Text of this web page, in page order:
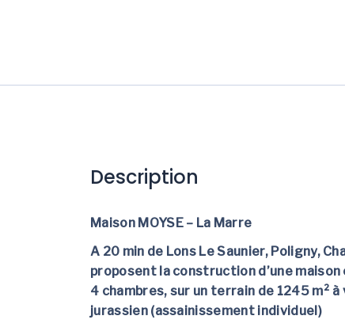
Description
Maison MOYSE – La Marre
A 20 min de Lons Le Saunier, Poligny,
proposent la construction d’une
4 chambres, sur un terrain de 1245 m²
jurassien (assainissement individuel)